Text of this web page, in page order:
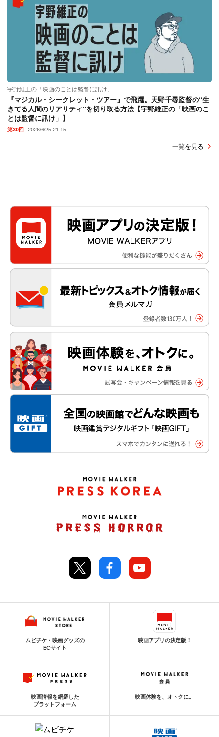
宇野維正の「映画のことは監督に訊け」
『マジカル・シークレット・ツアー』で飛躍。天野千尋監督の“生
きてる人間のリアリティ”を切り取る方法【宇野維正の「映画のこ
とは監督に訊け」】
第30回 2026/6/25 21:15
一覧を見る
ムビチケ・映画グッズの
ECサイト
映画アプリの決定版！
映画情報を網羅した
プラットフォーム
映画体験を、オトクに。